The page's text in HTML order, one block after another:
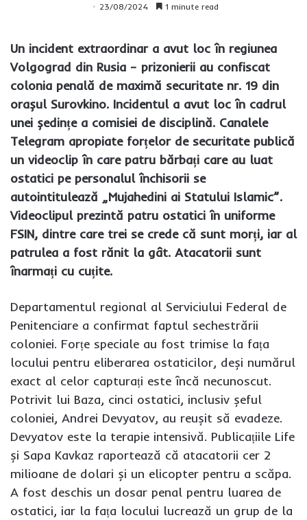
23/08/2024 1 minute read
Un incident extraordinar a avut loc în regiunea
Volgograd din Rusia – prizonierii au confiscat
colonia penală de maximă securitate nr. 19 din
orașul Surovkino. Incidentul a avut loc în cadrul
unei ședințe a comisiei de disciplină. Canalele
Telegram apropiate forțelor de securitate publică
un videoclip în care patru bărbați care au luat
ostatici pe personalul închisorii se
autointitulează „Mujahedini ai Statului Islamic”.
Videoclipul prezintă patru ostatici în uniforme
FSIN, dintre care trei se crede că sunt morți, iar al
patrulea a fost rănit la gât. Atacatorii sunt
înarmați cu cuțite.
Departamentul regional al Serviciului Federal de
Penitenciare a confirmat faptul sechestrării
coloniei. Forțe speciale au fost trimise la fața
locului pentru eliberarea ostaticilor, deși numărul
exact al celor capturați este încă necunoscut.
Potrivit lui Baza, cinci ostatici, inclusiv șeful
coloniei, Andrei Devyatov, au reușit să evadeze.
Devyatov este la terapie intensivă. Publicațiile Life
și Sapa Kavkaz raportează că atacatorii cer 2
milioane de dolari și un elicopter pentru a scăpa.
A fost deschis un dosar penal pentru luarea de
ostatici, iar la fața locului lucrează un grup de la